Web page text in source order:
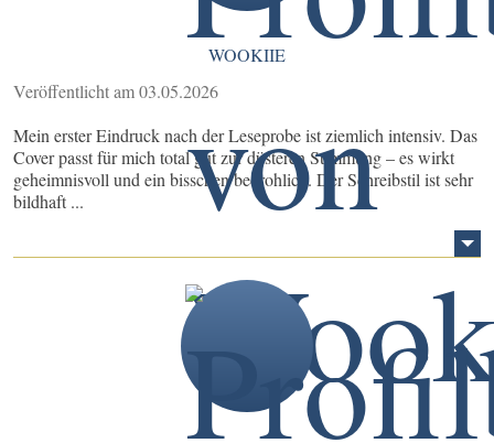
WOOKIIE
Veröffentlicht am 03.05.2026
Mein erster Eindruck nach der Leseprobe ist ziemlich intensiv. Das
Cover passt für mich total gut zur düsteren Stimmung – es wirkt
geheimnisvoll und ein bisschen bedrohlich. Der Schreibstil ist sehr
bildhaft ...